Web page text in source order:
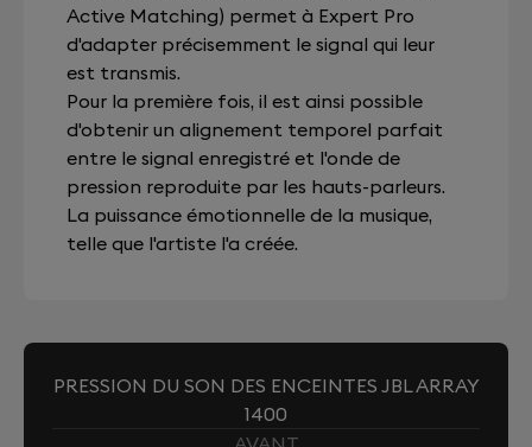
Active Matching) permet à Expert Pro
d'adapter précisemment le signal qui leur
est transmis.
Pour la première fois, il est ainsi possible
d'obtenir un alignement temporel parfait
entre le signal enregistré et l'onde de
pression reproduite par les hauts-parleurs.
La puissance émotionnelle de la musique,
telle que l'artiste l'a créée.
PRESSION DU SON DES ENCEINTES JBL ARRAY
1400